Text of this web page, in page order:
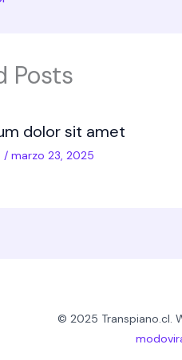
Posts
dolor sit amet
/ marzo 23, 2025
© 2025 Transpiano.cl.